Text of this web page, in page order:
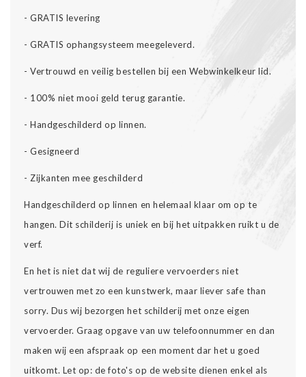
- GRATIS levering
- GRATIS ophangsysteem meegeleverd.
- Vertrouwd en veilig bestellen bij een Webwinkelkeur lid.
- 100% niet mooi geld terug garantie.
- Handgeschilderd op linnen.
- Gesigneerd
- Zijkanten mee geschilderd
Handgeschilderd op linnen en helemaal klaar om op te
hangen. Dit schilderij is uniek en bij het uitpakken ruikt u de
verf.
En het is niet dat wij de reguliere vervoerders niet
vertrouwen met zo een kunstwerk, maar liever safe than
sorry. Dus wij bezorgen het schilderij met onze eigen
vervoerder. Graag opgave van uw telefoonnummer en dan
maken wij een afspraak op een moment dar het u goed
uitkomt. Let op: de foto's op de website dienen enkel als